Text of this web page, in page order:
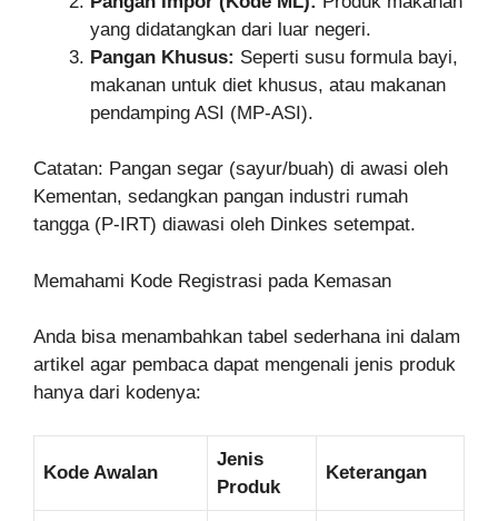
yang didatangkan dari luar negeri.
Pangan Khusus: Seperti susu formula bayi,
makanan untuk diet khusus, atau makanan
pendamping ASI (MP-ASI).
Catatan: Pangan segar (sayur/buah) di awasi oleh
Kementan, sedangkan pangan industri rumah
tangga (P-IRT) diawasi oleh Dinkes setempat.
Memahami Kode Registrasi pada Kemasan
Anda bisa menambahkan tabel sederhana ini dalam
artikel agar pembaca dapat mengenali jenis produk
hanya dari kodenya:
Kode Awalan
Jenis
Produk
Keterangan